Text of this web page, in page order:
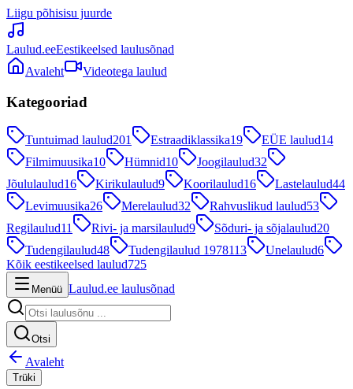
Liigu põhisisu juurde
Laulud.eeEestikeelsed laulusõnad
Avaleht
Videotega laulud
Kategooriad
Tuntuimad laulud201 Estraadiklassika19 EÜE laulud14
Filmimuusika10 Hümnid10 Joogilaulud32
Jõululaulud16 Kirikulaulud9 Koorilaulud16 Lastelaulud44
Levimuusika26 Merelaulud32 Rahvuslikud laulud53
Regilaulud11 Rivi- ja marsilaulud9 Sõduri- ja sõjalaulud20
Tudengilaulud48 Tudengilaulud 1978113 Unelaulud6
Kõik eestikeelsed laulud725
Menüü Laulud.ee laulusõnad
Otsi
Avaleht
Trüki